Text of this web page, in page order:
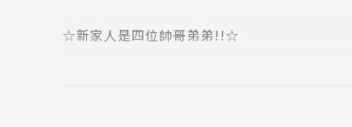
☆新家人是四位帥哥弟弟!!☆